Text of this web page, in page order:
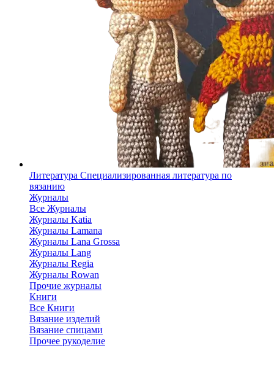
Литература Специализированная литература по
вязанию
Журналы
Все Журналы
Журналы Katia
Журналы Lamana
Журналы Lana Grossa
Журналы Lang
Журналы Regia
Журналы Rowan
Прочие журналы
Книги
Все Книги
Вязание изделий
Вязание спицами
Прочее рукоделие